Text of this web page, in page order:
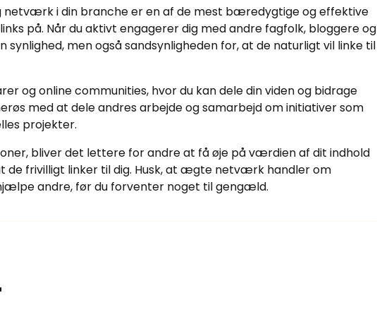
i din branche er en af de mest bæredygtige og effektive
på. Når du aktivt engagerer dig med andre fagfolk, bloggere og
synlighed, men også sandsynligheden for, at de naturligt vil linke til
og online communities, hvor du kan dele din viden og bidrage
med at dele andres arbejde og samarbejd om initiativer som
projekter.
bliver det lettere for andre at få øje på værdien af dit indhold
de frivilligt linker til dig. Husk, at ægte netværk handler om
andre, før du forventer noget til gengæld.